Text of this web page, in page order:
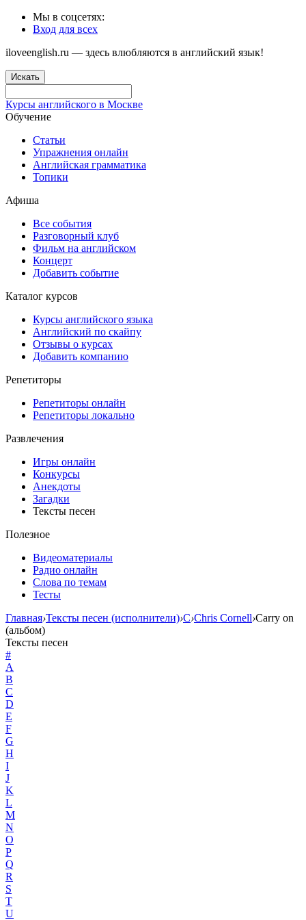
Мы в соцсетях:
Вход для всех
iloveenglish.ru — здесь влюбляются в английский язык!
Искать
Курсы английского в Москве
Обучение
Статьи
Упражнения онлайн
Английская грамматика
Топики
Афиша
Все события
Разговорный клуб
Фильм на английском
Концерт
Добавить событие
Каталог курсов
Курсы английского языка
Английский по скайпу
Отзывы о курсах
Добавить компанию
Репетиторы
Репетиторы онлайн
Репетиторы локально
Развлечения
Игры онлайн
Конкурсы
Анекдоты
Загадки
Тексты песен
Полезное
Видеоматериалы
Радио онлайн
Слова по темам
Тесты
Главная›Тексты песен (исполнители)›C›Chris Cornell›Carry on
(альбом)
Тексты песен
#
A
B
C
D
E
F
G
H
I
J
K
L
M
N
O
P
Q
R
S
T
U